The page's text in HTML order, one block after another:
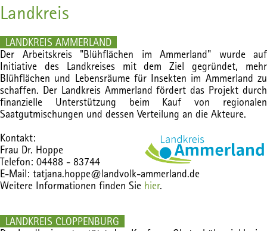
Landkreis
LANDKREIS AMMERLAND
Der Arbeitskreis "Blühflächen im Ammerland" wurde auf
Initiative des Landkreises mit dem Ziel gegründet, mehr
Blühflächen und Lebensräume für Insekten im Ammerland zu
schaffen. Der Landkreis Ammerland fördert das Projekt durch
finanzielle Unterstützung beim Kauf von regionalen
Saatgutmischungen und dessen Verteilung an die Akteure.
Kontakt:
Frau Dr. Hoppe
Telefon: 04488 - 83744
E-Mail: tatjana.hoppe@landvolk-ammerland.de
Weitere Informationen finden Sie hier.
LANDKREIS CLOPPENBURG